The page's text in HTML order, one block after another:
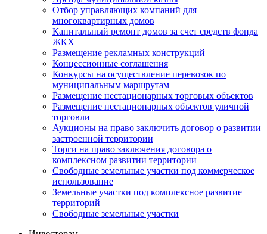
Отбор управляющих компаний для
многоквартирных домов
Капитальный ремонт домов за счет средств фонда
ЖКХ
Размещение рекламных конструкций
Концессионные соглашения
Конкурсы на осуществление перевозок по
муниципальным маршрутам
Размещение нестационарных торговых объектов
Размещение нестационарных объектов уличной
торговли
Аукционы на право заключить договор о развитии
застроенной территории
Торги на право заключения договора о
комплексном развитии территории
Свободные земельные участки под коммерческое
использование
Земельные участки под комплексное развитие
территорий
Свободные земельные участки